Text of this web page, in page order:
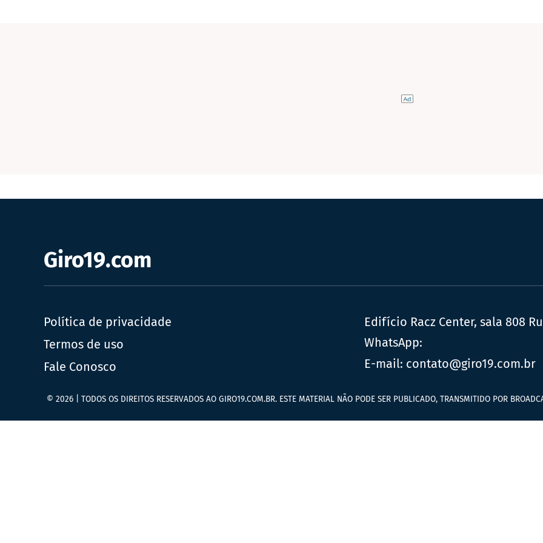
Giro19.com
Política de privacidade
Termos de uso
Fale Conosco
Edifício Racz Center, sala 808
WhatsApp:
E-mail: contato@giro19.com.br
© 2026 | TODOS OS DIREITOS RESERVADOS AO GIRO19.COM.BR. ESTE MATERIAL NÃO PODE SER PUBLICADO, TRANSMITIDO POR